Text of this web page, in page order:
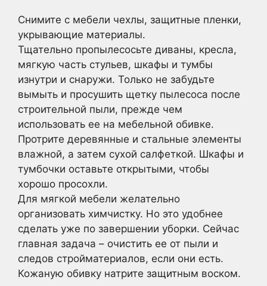
Снимите с мебели чехлы, защитные пленки,
укрывающие материалы.
Тщательно пропылесосьте диваны, кресла,
мягкую часть стульев, шкафы и тумбы
изнутри и снаружи. Только не забудьте
вымыть и просушить щетку пылесоса после
строительной пыли, прежде чем
использовать ее на мебельной обивке.
Протрите деревянные и стальные элементы
влажной, а затем сухой салфеткой. Шкафы и
тумбочки оставьте открытыми, чтобы
хорошо просохли.
Для мягкой мебели желательно
организовать химчистку. Но это удобнее
сделать уже по завершении уборки. Сейчас
главная задача – очистить ее от пыли и
следов стройматериалов, если они есть.
Кожаную обивку натрите защитным воском.